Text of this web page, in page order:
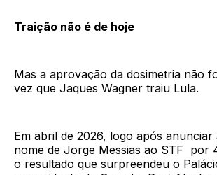
Traição não é de hoje
Mas a aprovação da dosimetria não
vez que Jaques Wagner traiu Lula.
Em abril de 2026, logo após anunciar
nome de Jorge Messias ao STF por
o resultado que surpreendeu o